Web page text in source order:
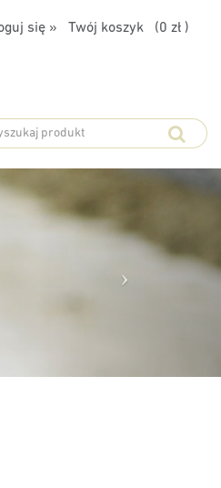
się » Twój koszyk (0 zł )
platforma